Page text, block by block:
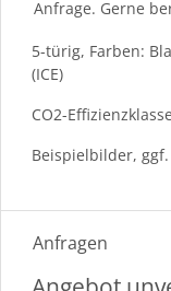
Anfrage. Gerne
5-türig, Farben:
(ICE)
CO2-
Beispielbilder,
Anfragen